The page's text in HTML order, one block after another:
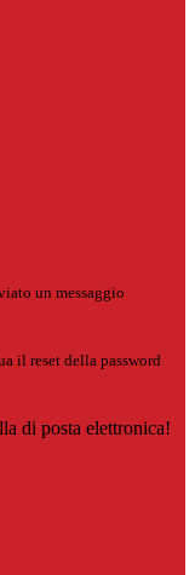
un messaggio
il reset della password
di posta elettronica!